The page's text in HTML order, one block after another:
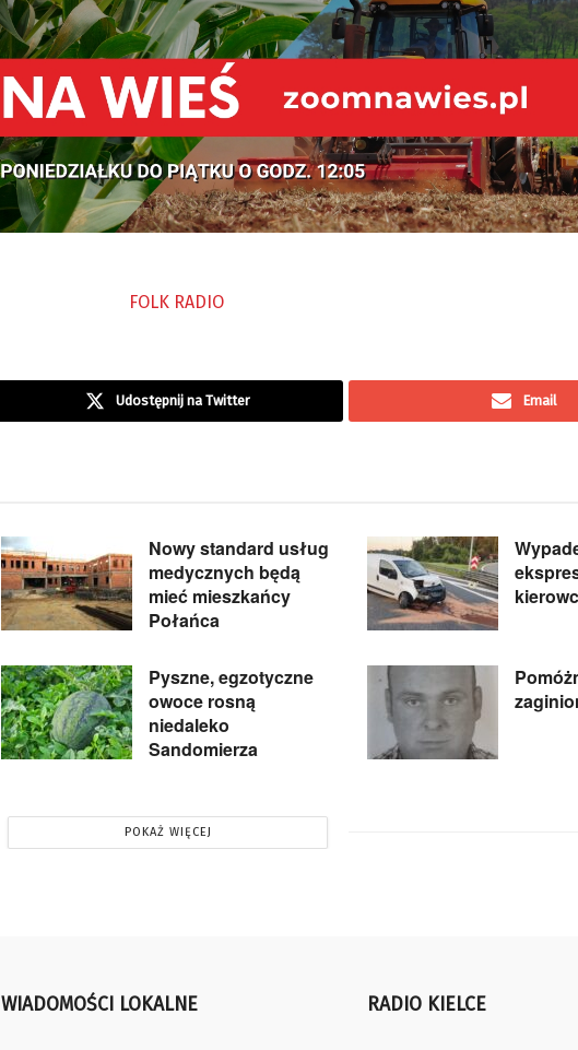
Udostępnij na Twitter Email
Nowy standard usług
medycznych będą
mieć mieszkańcy
Połańca
Pyszne, egzotyczne
owoce rosną
niedaleko
Sandomierza
POKAŻ WIĘCEJ
WIADOMOŚCI LOKALNE RADIO KIELCE